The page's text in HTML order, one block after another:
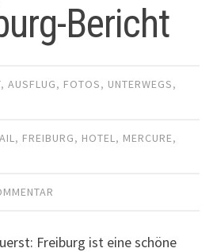
Bericht
,AUSFLUG, FOTOS, UNTERWEGS,
, FREIBURG, HOTEL, MERCURE,
Freiburg ist eine schöne